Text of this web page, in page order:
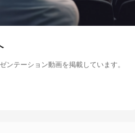
ンテーション動画を掲載しています。